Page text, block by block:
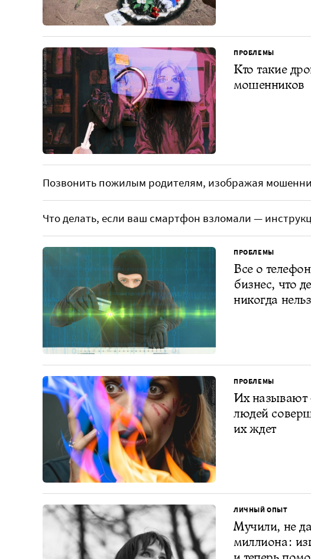
ПРОБЛЕМЫ
Кто такие
мошенников
Позвонить пожилым родителям, изображая
Что делать, если ваш смартфон взломали —
ПРОБЛЕМЫ
Все о
бизнес, что
никогда
ПРОБЛЕМЫ
Их называют
людей
их ждет
ЛИЧНЫЙ ОПЫТ
Мучили, не
миллиона: